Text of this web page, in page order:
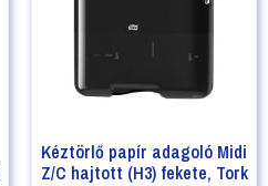
Kéztörlő papír adagoló Midi
Z/C hajtott (H3) fekete, Tork